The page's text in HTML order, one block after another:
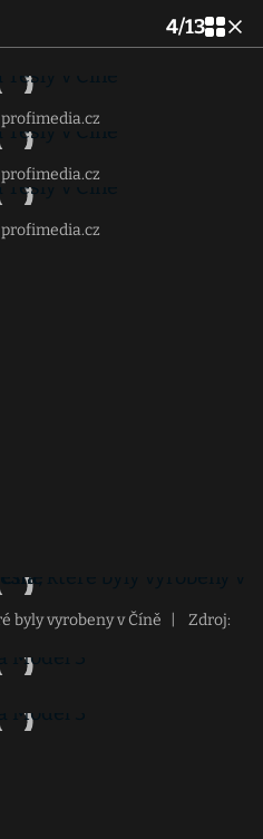
4/13
byly vyrobeny v Číně
Zdroj: